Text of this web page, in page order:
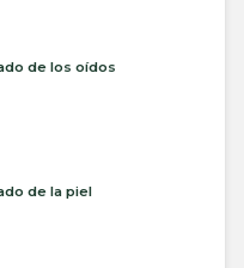
de los oídos
de la piel